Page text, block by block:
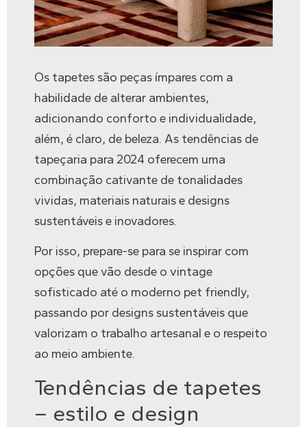
Os tapetes são peças ímpares com a
habilidade de alterar ambientes,
adicionando conforto e individualidade,
além, é claro, de beleza. As tendências de
tapeçaria para 2024 oferecem uma
combinação cativante de tonalidades
vividas, materiais naturais e designs
sustentáveis e inovadores.
Por isso, prepare-se para se inspirar com
opções que vão desde o vintage
sofisticado até o moderno pet friendly,
passando por designs sustentáveis que
valorizam o trabalho artesanal e o respeito
ao meio ambiente.
Tendências de tapetes
– estilo e design